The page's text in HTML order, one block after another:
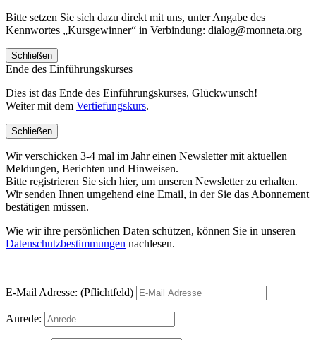
Bitte setzen Sie sich dazu direkt mit uns, unter Angabe des
Kennwortes „Kursgewinner“ in Verbindung: dialog@monneta.org
Schließen
Ende des Einführungskurses
Dies ist das Ende des Einführungskurses, Glückwunsch!
Weiter mit dem Vertiefungskurs.
Schließen
Wir verschicken 3-4 mal im Jahr einen Newsletter mit aktuellen
Meldungen, Berichten und Hinweisen.
Bitte registrieren Sie sich hier, um unseren Newsletter zu erhalten.
Wir senden Ihnen umgehend eine Email, in der Sie das Abonnement
bestätigen müssen.
Wie wir ihre persönlichen Daten schützen, können Sie in unseren
Datenschutzbestimmungen nachlesen.
E-Mail Adresse: (Pflichtfeld)
Anrede: